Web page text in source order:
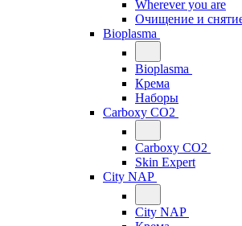
Wherever you are
Очищение и
Bioplasma
Bioplasma
Крема
Наборы
Carboxy CO2
Carboxy CO2
Skin Expert
City NAP
City NAP